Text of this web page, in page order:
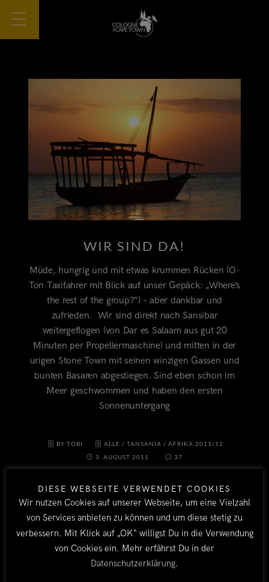
WIR SIND DA!
Müde, hungrig und mit etwas krummen Rücken (O-
Ton Taxifahrer mit Blick auf unser Gepäck: „Where’s
the rest of the group?“) – aber dankbar und
zufrieden. Wir sind direkt nach Sansibar
weitergeflogen (von Dar es Salaam aus gut 20
Minuten per Propellermaschine) und mitten in der
urigen Stone Town mit seinen winzigen Gassen und
bunten Basaren abgestiegen. Sind eben schon im
Meer geschwommen und haben den ersten
Sonnenuntergang
BY TOBI ALLE /TANSANIA /AFRIKA 2011/12
3. AUGUST 2011
37
DIESE WEBSEITE VERWENDET COOKIES
Wir nutzen Cookies auf unserer Webseite, um eine Vielzahl
von Services anbieten zu können und um diese stetig zu
verbessern. Mit Klick auf „OK“ willigst Du in die Verwendung
von Cookies ein. Mehr erfährst Du in der
Datenschutzerklärung.